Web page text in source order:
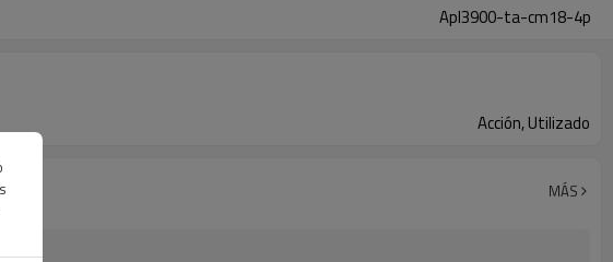
Apl3900-ta-cm18-4p
Acción, Utilizado
MÁS